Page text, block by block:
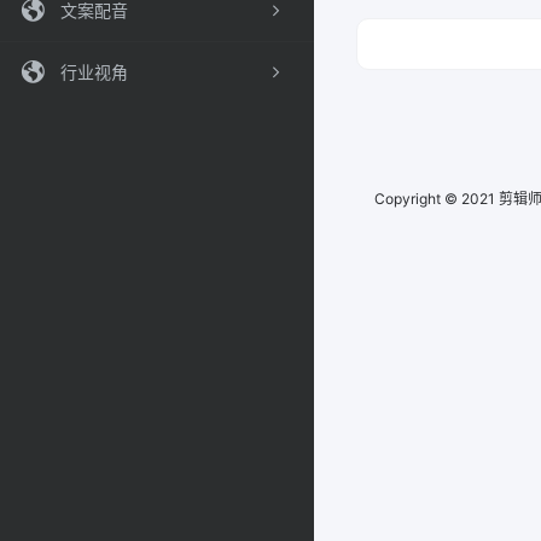
文案配音
行业视角
Copyright © 2021 剪辑